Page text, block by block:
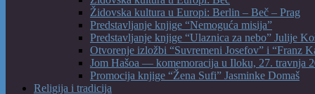
Židovska kultura u Europi: Berlin – Beč – Prag
Predstavljanje knjige “Nemoguća misija”
Predstavljanje knjige “Ulaznica za nebo” Julije
Otvorenje izložbi “Suvremeni Josefov” i “Franz
Jom Hašoa — komemoracija u Iloku, 27. travnja
Promocija knjige “Žena Sufi” Jasminke Domaš
Religija i tradicija